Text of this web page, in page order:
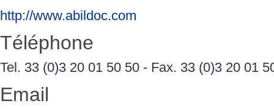
http://www.abildoc.com
Téléphone
Tel. 33 (0)3 20 01 50 50 - Fax. 33 (0)3 20 01
Email